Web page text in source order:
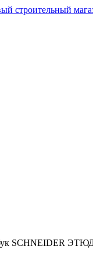
бук SCHNEIDER